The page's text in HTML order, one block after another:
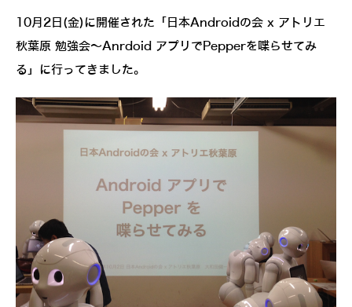
10月2日(金)に開催された「日本Androidの会 x アトリエ
秋葉原 勉強会～Anrdoid アプリでPepperを喋らせてみ
る」に行ってきました。